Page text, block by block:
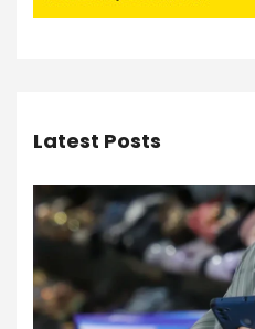
Latest Posts